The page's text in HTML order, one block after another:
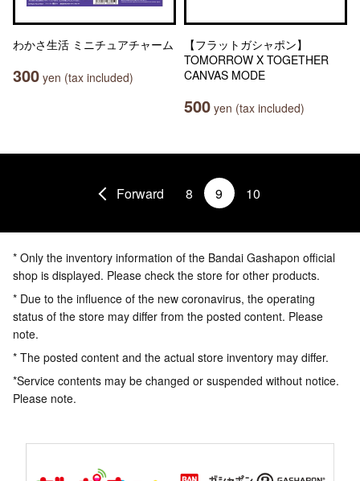
わかさ生活 ミニチュアチャーム
300 yen (tax included)
【フラットガシャポン】
TOMORROW X TOGETHER
CANVAS MODE
500 yen (tax included)
Forward 8 9 10
* Only the inventory information of the Bandai Gashapon official
shop is displayed. Please check the store for other products.
* Due to the influence of the new coronavirus, the operating
status of the store may differ from the posted content. Please
note.
* The posted content and the actual store inventory may differ.
*Service contents may be changed or suspended without notice.
Please note.